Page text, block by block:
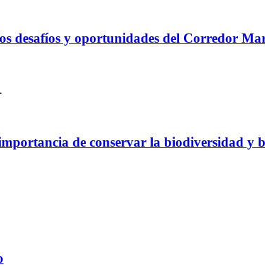
desafíos y oportunidades del Corredor
de conservar la biodiversidad y